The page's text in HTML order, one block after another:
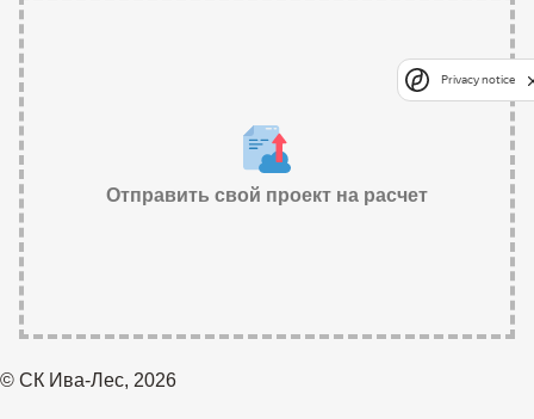
Отправить свой проект на расчет
© СК Ива-Лес, 2026
Privacy notice